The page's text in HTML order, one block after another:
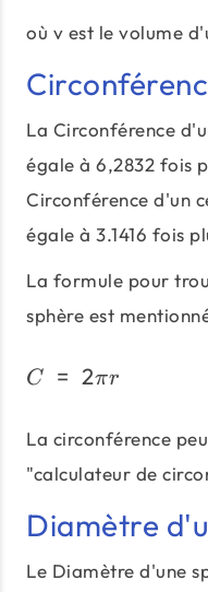
où v est le volume
La Circonférence
égale à 6,2832 fois
Circonférence d'un
égale à 3.1416 fois
La formule pour
sphère est
C = 2πr
La circonférence
"calculateur de
Diamètre
Le Diamètre d'une